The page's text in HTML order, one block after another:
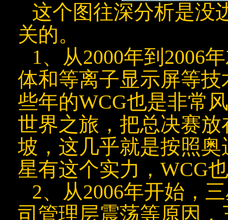
这个图往深分析是没
关的。
1、从2000年到2006
体和等离子显示屏等
些年的WCG也是非常
世界之旅，把总决赛
坡，这几乎就是按照
星有这个实力，WCG
2、从2006年开始，
司管理层震荡等原因